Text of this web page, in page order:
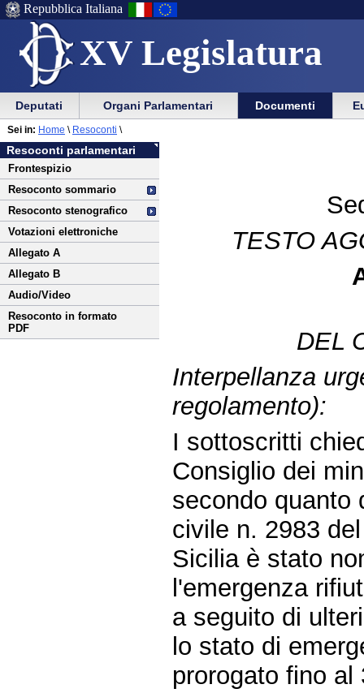
XV Legislatura
Menu
di
ausilio
alla
navigazione
Vai
Menu
di
navigazione
principale
Repubblica Italiana
Menu
di
navigazione
principale
Vai
menu
di
sezione
Deputati Organi Parlamentari Documenti
Vai
al
contenuto
Resoconti parlamentari
Frontespizio
Resoconto sommario
Resoconto stenografico
Votazioni elettroniche
Allegato A
Allegato B
Audio/Video
Resoconto in formato
PDF
Sei in: Home \ Resoconti \
TESTO
DEL
Interpellanza
regolamento):
I sottoscritti
Consiglio dei
secondo quanto
civile n. 2983
Sicilia è stato
l'emergenza
a seguito di
lo stato di
prorogato fino al